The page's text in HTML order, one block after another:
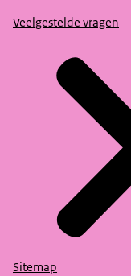
Veelgestelde vragen
Sitemap